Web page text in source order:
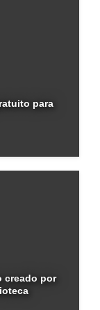
para
creado por